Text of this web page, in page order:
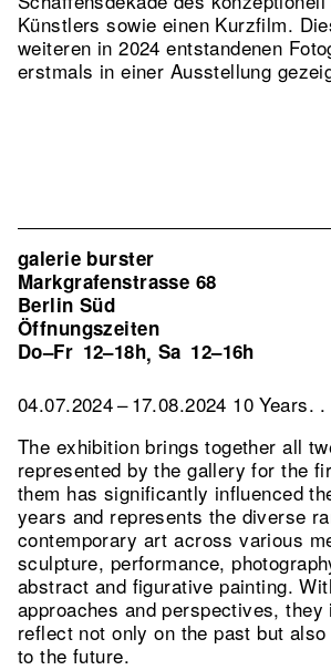
Künstlers sowie einen Kurzfilm.
weiteren in 2024 entstandenen
erstmals in einer Ausstellung
galerie burster
Markgrafenstrasse 68
Berlin Süd
Öffnungszeiten
Do–Fr 12–18h, Sa 12–16h
04.07.2024 – 17.08.2024 10 Years. .
The exhibition brings together all
represented by the gallery for the
them has significantly influenced
years and represents the diverse
contemporary art across various
sculpture, performance,
abstract and figurative painting.
approaches and perspectives,
reflect not only on the past but
to the future.